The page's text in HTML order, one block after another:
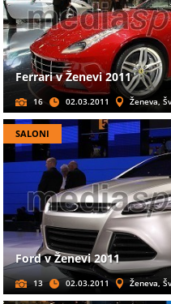
Ferrari v Ženevi 2011
16 02.03.2011 Ženeva,
SALONI
Ford v Ženevi 2011
13 02.03.2011 Ženeva,